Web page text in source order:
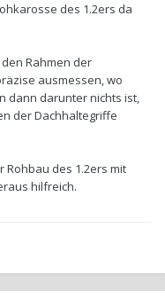
des 1.2ers da
Rahmen der
ausmessen, wo
dann darunter nichts ist,
der Dachhaltegriffe
des 1.2ers mit
hilfreich.